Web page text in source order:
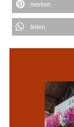
merken
teilen